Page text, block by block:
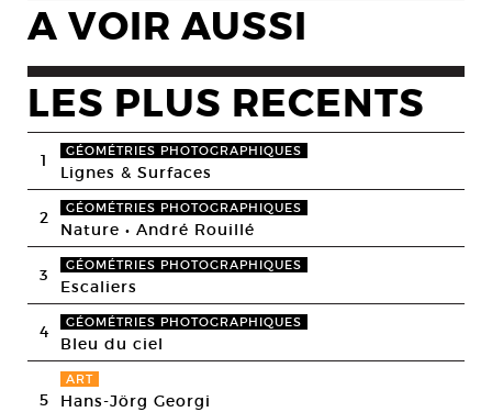
A VOIR AUSSI
LES PLUS RECENTS
1 GÉOMÉTRIES PHOTOGRAPHIQUES
Lignes & Surfaces
2 GÉOMÉTRIES PHOTOGRAPHIQUES
Nature • André Rouillé
3 GÉOMÉTRIES PHOTOGRAPHIQUES
Escaliers
4 GÉOMÉTRIES PHOTOGRAPHIQUES
Bleu du ciel
5
ART
Hans-Jörg Georgi